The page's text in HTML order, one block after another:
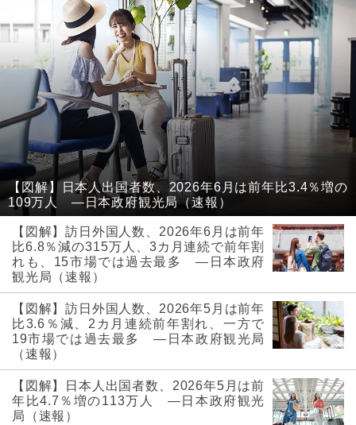
【図解】日本人出国者数、2026年6月は前年比3.4％増の
109万人 ―日本政府観光局（速報）
【図解】訪日外国人数、2026年6月は前年
比6.8％減の315万人、3カ月連続で前年割
れも、15市場では過去最多 ―日本政府
観光局（速報）
【図解】訪日外国人数、2026年5月は前年
比3.6％減、2カ月連続前年割れ、一方で
19市場では過去最多 ―日本政府観光局
（速報）
【図解】日本人出国者数、2026年5月は前
年比4.7％増の113万人 ―日本政府観光
局（速報）